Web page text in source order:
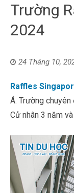
Trường
2024
24 Tháng 10,
Raffles
Á. Trường
Cử nhân 3 năm